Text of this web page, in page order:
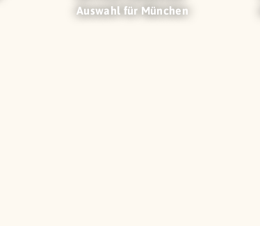
Auswahl für München